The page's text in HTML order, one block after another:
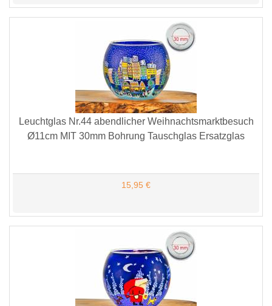
Leuchtglas Nr.44 abendlicher Weihnachtsmarktbesuch
Ø11cm MIT 30mm Bohrung Tauschglas Ersatzglas
15,95 €